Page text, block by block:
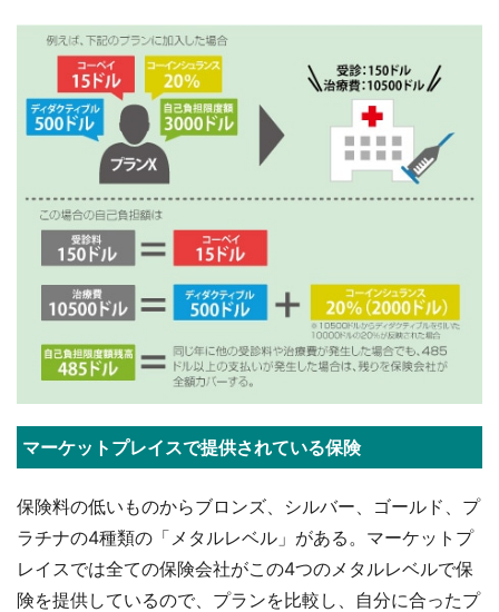
マーケットプレイスで提供されている保険
保険料の低いものからブロンズ、シルバー、ゴールド、プ
ラチナの4種類の「メタルレベル」がある。マーケットプ
レイスでは全ての保険会社がこの4つのメタルレベルで保
険を提供しているので、プランを比較し、自分に合ったプ